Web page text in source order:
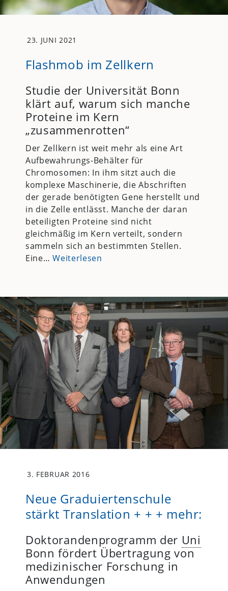
23. JUNI 2021
Flashmob im Zellkern
Studie der Universität Bonn
klärt auf, warum sich manche
Proteine im Kern
„zusammenrotten“
Der Zellkern ist weit mehr als eine Art
Aufbewahrungs-Behälter für
Chromosomen: In ihm sitzt auch die
komplexe Maschinerie, die Abschriften
der gerade benötigten Gene herstellt und
in die Zelle entlässt. Manche der daran
beteiligten Proteine sind nicht
gleichmäßig im Kern verteilt, sondern
sammeln sich an bestimmten Stellen.
Eine…Weiterlesen
3. FEBRUAR 2016
Neue Graduiertenschule
stärkt Translation + + + mehr:
Doktorandenprogramm der Uni
Bonn fördert Übertragung von
medizinischer Forschung in
Anwendungen